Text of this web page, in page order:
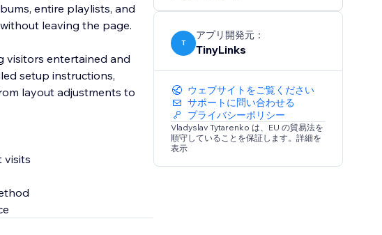
entire playlists, and
leaving the page.
visitors entertained and
setup instructions,
layout adjustments to
visits
T
アプリ開発元：
TinyLinks
ウェブサイトをご覧ください
サポートに問い合わせる
プライバシーポリシー
Vladyslav Tytarenko は、EU の貿易法を
順守していることを保証します。詳細を
表示